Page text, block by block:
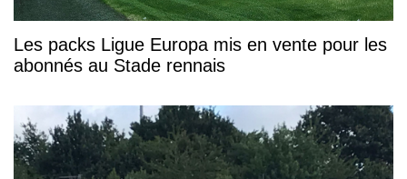
Les packs Ligue Europa mis en vente pour les
abonnés au Stade rennais